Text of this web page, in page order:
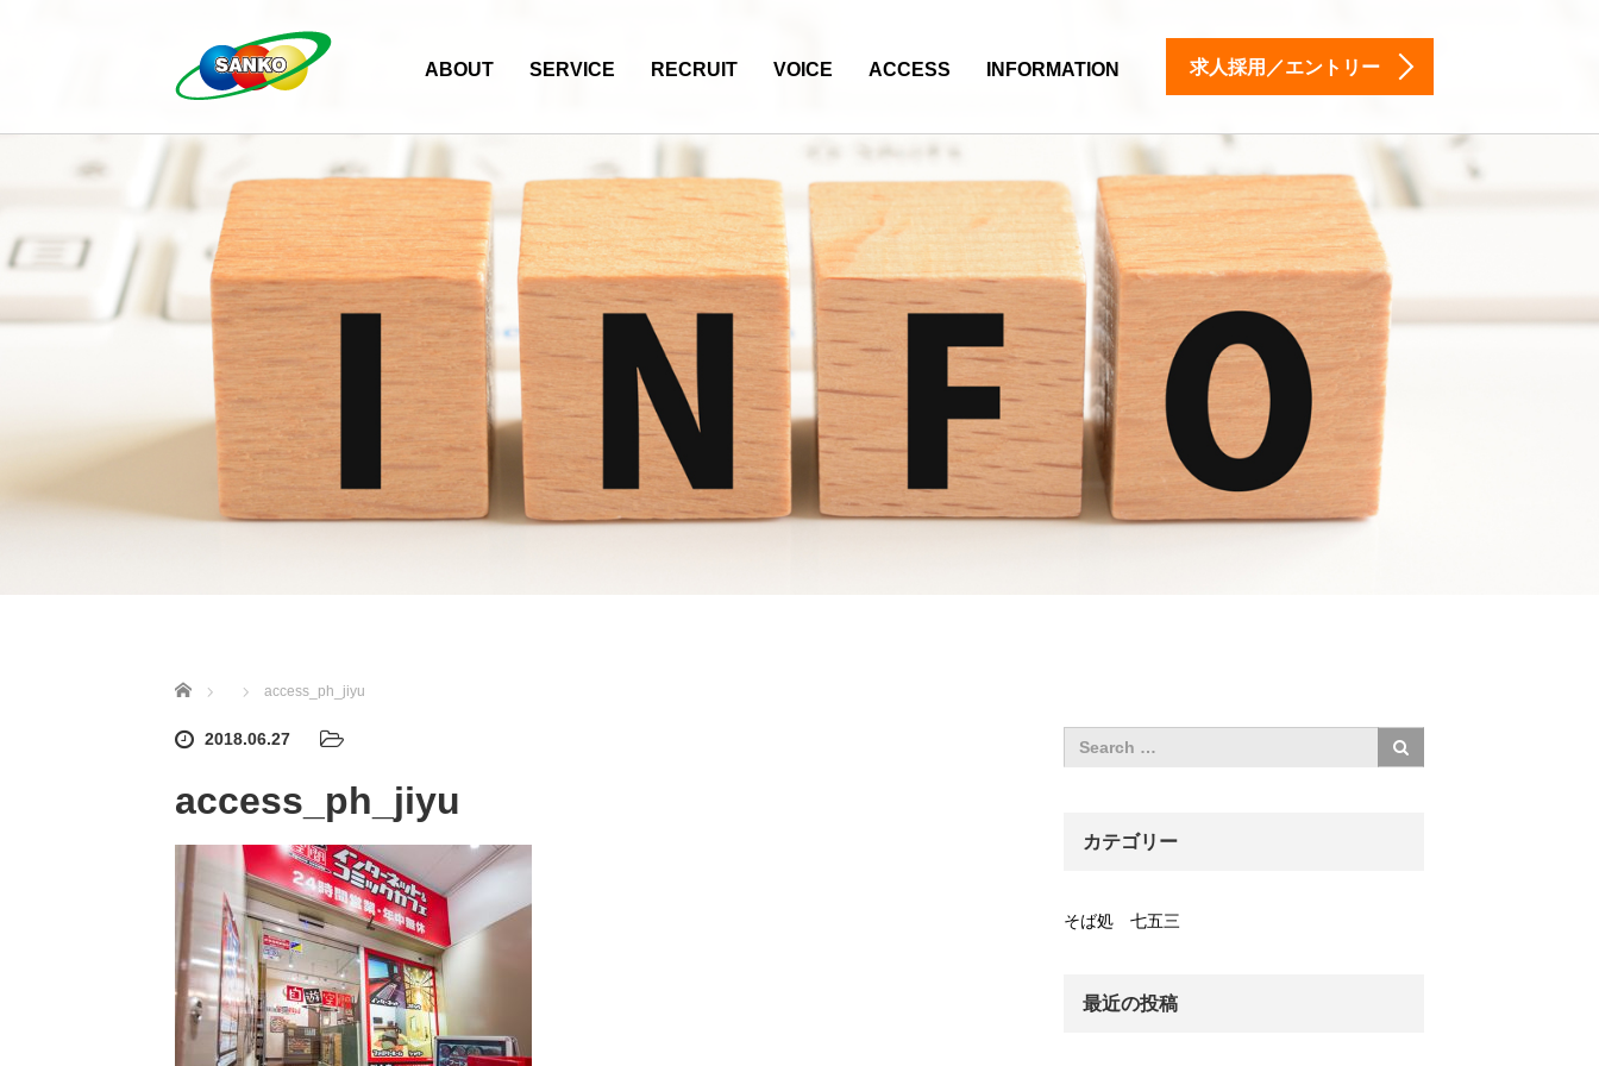
ABOUT SERVICE RECRUIT VOICE ACCESS INFORMATION 求人採用／エントリー
ホーム access_ph_jiyu
2018.06.27
access_ph_jiyu
カテゴリー
そば処 七五三
最近の投稿